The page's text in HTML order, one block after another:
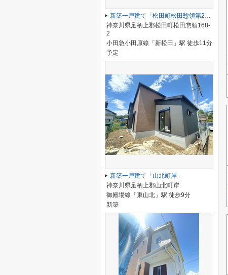
新築一戸建て「松田町松田惣領第26」
神奈川県足柄上郡松田町松田惣領168-
2
小田急小田原線「新松田」駅 徒歩11分
予定
新築一戸建て「山北町岸」
神奈川県足柄上郡山北町岸
御殿場線「東山北」駅 徒歩9分
新築